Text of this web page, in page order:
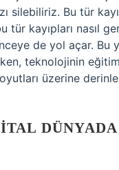
silebiliriz. Bu tür
kayıpları nasıl
de yol açar. Bu
teknolojinin
üzerine
DÜNYADA